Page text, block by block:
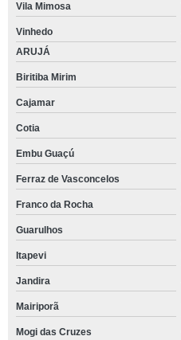
Vila Mimosa
Vinhedo
ARUJÁ
Biritiba Mirim
Cajamar
Cotia
Embu Guaçú
Ferraz de Vasconcelos
Franco da Rocha
Guarulhos
Itapevi
Jandira
Mairiporã
Mogi das Cruzes